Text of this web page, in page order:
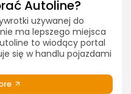
Autoline?
używanej do
ma lepszego miejsca
to wiodący portal
się w handlu pojazdami